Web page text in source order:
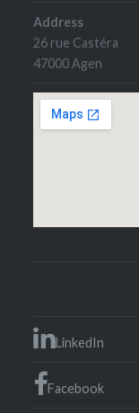
Address
26 rue Castéra
47000 Agen
LinkedIn
Facebook